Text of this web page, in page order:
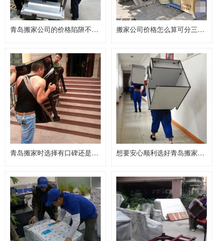
青岛搬家公司的价格陷阱不得不防 搬家公司价格怎么算可分三种情况收费
青岛搬家时选择有口碑还是价格低的 想要安心顺利选好青岛搬家公司最重要